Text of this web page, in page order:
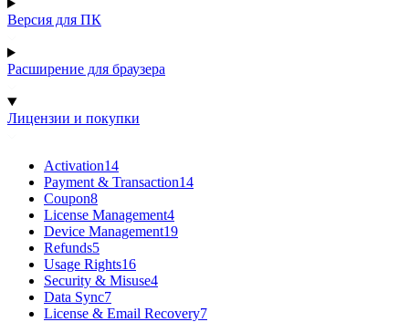
Версия для ПК
Расширение для браузера
Лицензии и покупки
Activation14
Payment & Transaction14
Coupon8
License Management4
Device Management19
Refunds5
Usage Rights16
Security & Misuse4
Data Sync7
License & Email Recovery7